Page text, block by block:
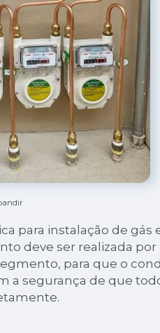
para instalação de gás
deve ser realizada
para que o
a segurança de que